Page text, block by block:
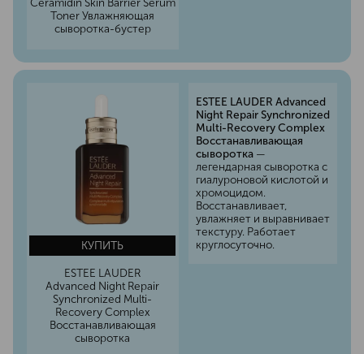
Ceramidin Skin Barrier Serum
Toner Увлажняющая
сыворотка-бустер
КУПИТЬ
ESTEE LAUDER
Advanced Night Repair
Synchronized Multi-
Recovery Complex
Восстанавливающая
сыворотка
ESTEE LAUDER Advanced
Night Repair Synchronized
Multi-Recovery Complex
Восстанавливающая
сыворотка—
легендарная сыворотка с
гиалуроновой кислотой и
хромоцидом.
Восстанавливает,
увлажняет и выравнивает
текстуру. Работает
круглосуточно.